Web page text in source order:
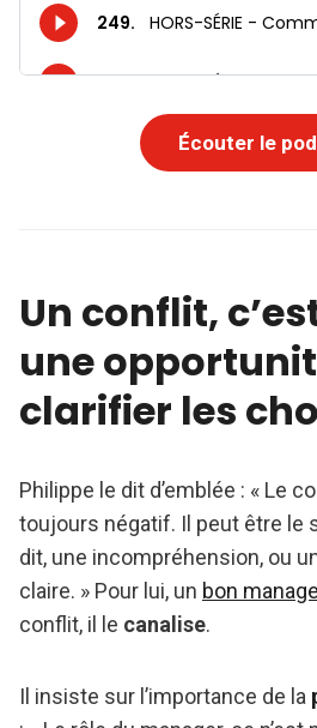
Écouter le
Un conflit,
une
clarifier les
Philippe le dit d’emblée : « Le
toujours négatif. Il peut être le
dit, une incompréhension, ou
claire. » Pour lui, un bon
conflit, il le canalise.
Il insiste sur l’importance de la